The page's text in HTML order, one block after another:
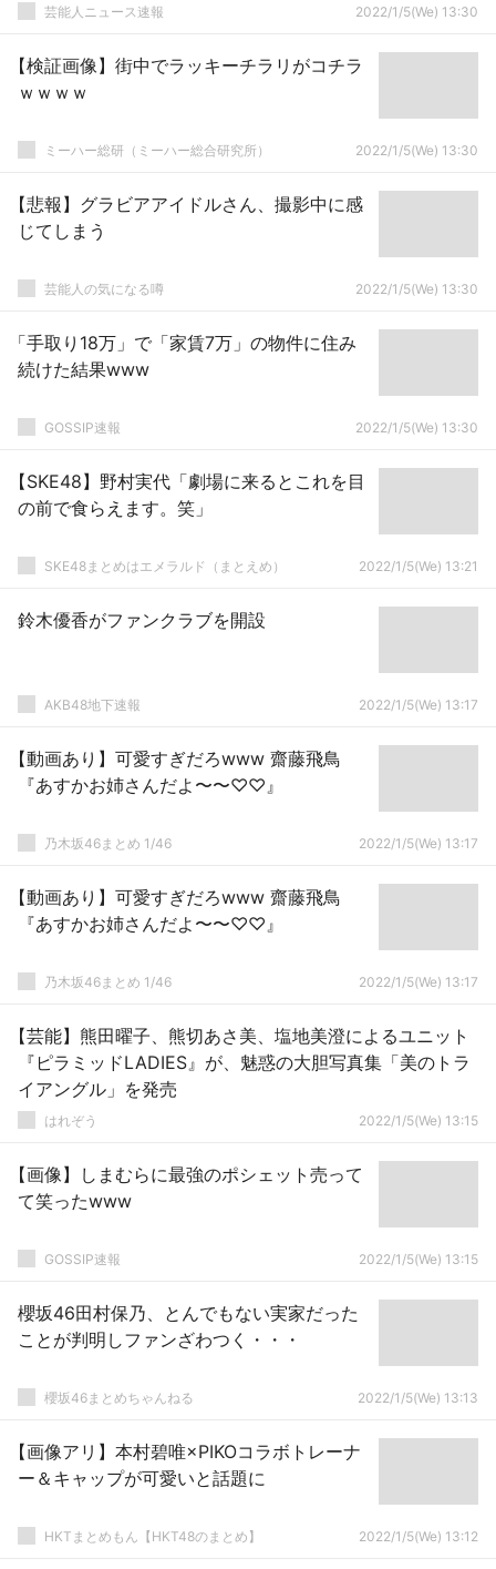
芸能人ニュース速報 2022/1/5(We) 13:30
【検証画像】街中でラッキーチラリがコチラ
ｗｗｗｗ
ミーハー総研（ミーハー総合研究所） 2022/1/5(We) 13:30
【悲報】グラビアアイドルさん、撮影中に感
じてしまう
芸能人の気になる噂 2022/1/5(We) 13:30
「手取り18万」で「家賃7万」の物件に住み
続けた結果www
GOSSIP速報 2022/1/5(We) 13:30
【SKE48】野村実代「劇場に来るとこれを目
の前で食らえます。笑」
SKE48まとめはエメラルド（まとえめ） 2022/1/5(We) 13:21
鈴木優香がファンクラブを開設
AKB48地下速報 2022/1/5(We) 13:17
【動画あり】可愛すぎだろwww 齋藤飛鳥
『あすかお姉さんだよ〜〜♡♡』
乃木坂46まとめ 1/46 2022/1/5(We) 13:17
【動画あり】可愛すぎだろwww 齋藤飛鳥
『あすかお姉さんだよ〜〜♡♡』
乃木坂46まとめ 1/46 2022/1/5(We) 13:17
【芸能】熊田曜子、熊切あさ美、塩地美澄によるユニット
『ピラミッドLADIES』が、魅惑の大胆写真集「美のトラ
イアングル」を発売
はれぞう 2022/1/5(We) 13:15
【画像】しまむらに最強のポシェット売って
て笑ったwww
GOSSIP速報 2022/1/5(We) 13:15
櫻坂46田村保乃、とんでもない実家だった
ことが判明しファンざわつく・・・
櫻坂46まとめちゃんねる 2022/1/5(We) 13:13
【画像アリ】本村碧唯×PIKOコラボトレーナ
ー＆キャップが可愛いと話題に
HKTまとめもん【HKT48のまとめ】 2022/1/5(We) 13:12